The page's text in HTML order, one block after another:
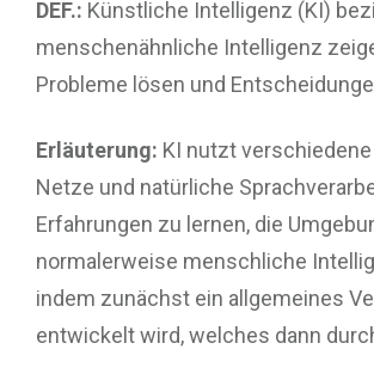
DEF.: Künstliche Intelligenz (KI)
menschenähnliche Intelligenz
Probleme lösen und
Erläuterung: KI nutzt
Netze und natürliche
Erfahrungen zu lernen, die
normalerweise menschliche
indem zunächst ein allgemeines
entwickelt wird, welches dann